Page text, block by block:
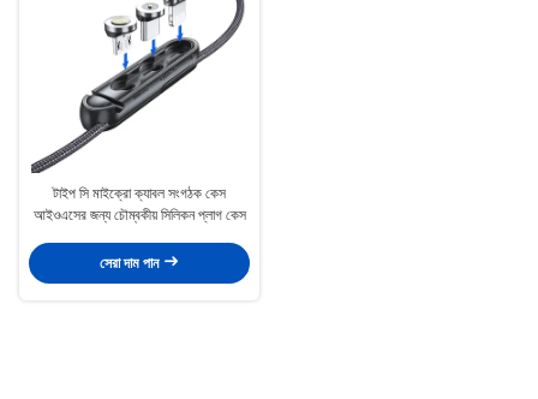
টাইপ সি মাইক্রো ক্যাবল সংগঠক কেস
আইওএসের জন্য চৌম্বকীয় সিলিকন প্লাগ কেস
সেরা দাম পান